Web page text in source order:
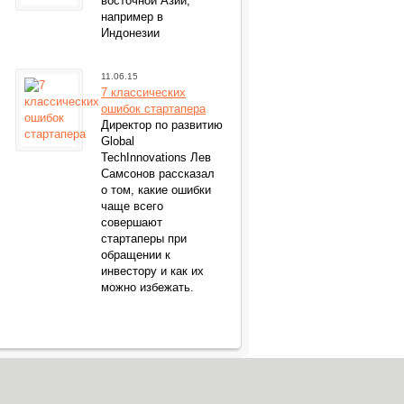
например в
Индонезии
11.06.15
7 классических
ошибок стартапера
Директор по развитию
Global
TechInnovations Лев
Самсонов рассказал
о том, какие ошибки
чаще всего
совершают
стартаперы при
обращении к
инвестору и как их
можно избежать.